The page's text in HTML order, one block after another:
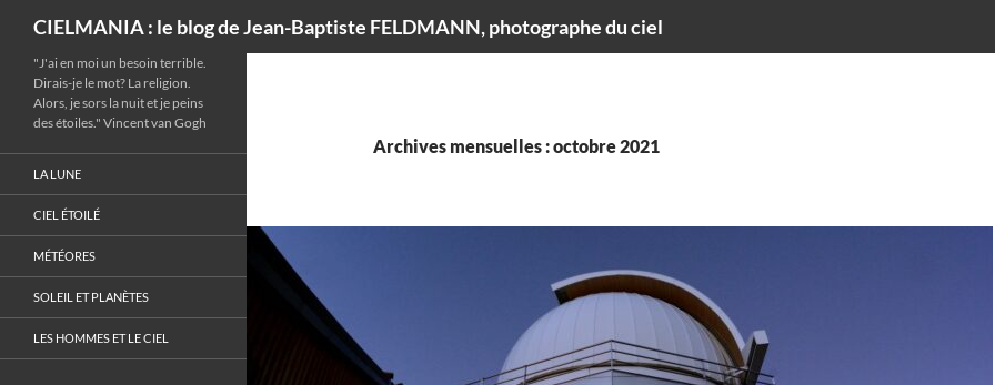
CIELMANIA : le blog de Jean-Baptiste FELDMANN, photographe du ciel
Archives mensuelles : octobre 2021
"J'ai en moi un besoin terrible.
Dirais-je le mot? La religion.
Alors, je sors la nuit et je peins
des étoiles." Vincent van Gogh
LA LUNE
CIEL ÉTOILÉ
MÉTÉORES
SOLEIL ET PLANÈTES
LES HOMMES ET LE CIEL